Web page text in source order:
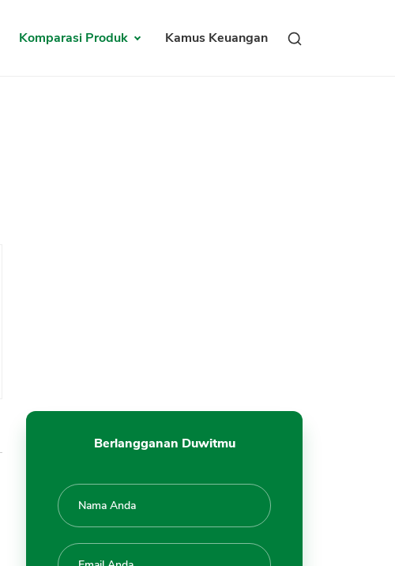
Komparasi Produk Kamus Keuangan
Berlangganan Duwitmu